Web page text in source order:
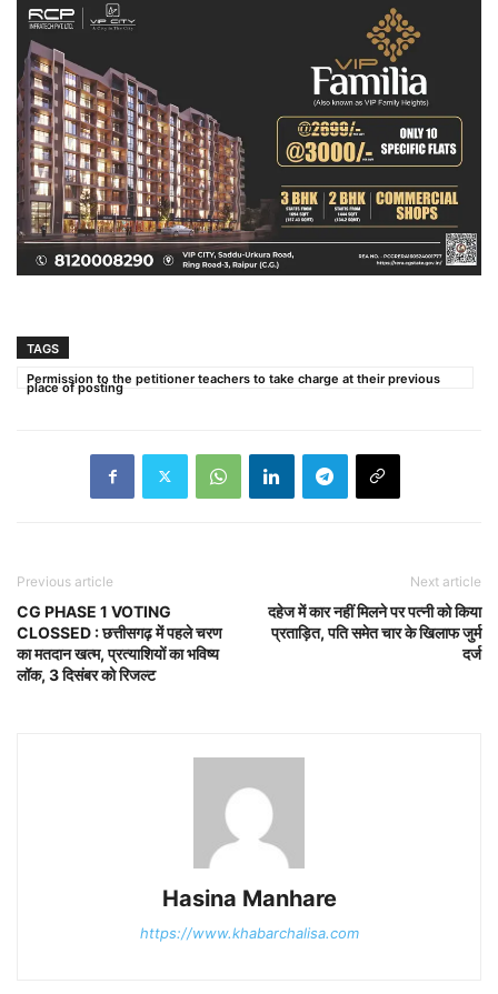
TAGS
Permission to the petitioner teachers to take charge at their previous
place of posting
Previous article
CG PHASE 1 VOTING
CLOSSED : छत्तीसगढ़ में पहले चरण
का मतदान खत्म, प्रत्याशियों का भविष्य
लॉक, 3 दिसंबर को रिजल्ट
Next article
दहेज में कार नहीं मिलने पर पत्नी को किया
प्रताड़ित, पति समेत चार के खिलाफ जुर्म
दर्ज
Hasina Manhare
https://www.khabarchalisa.com